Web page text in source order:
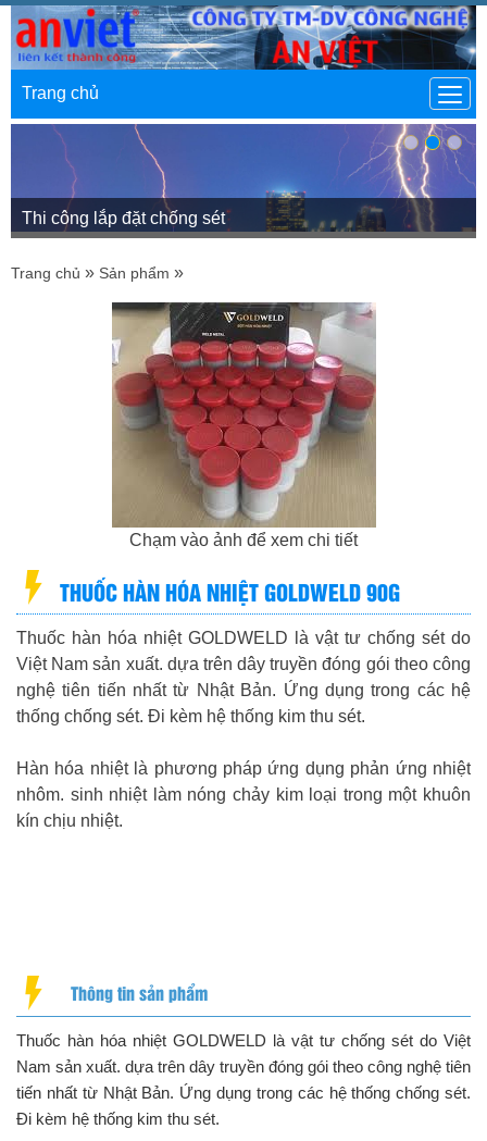
Trang chủ
Thi công lắp đặt chống sét
Trang chủ » Sản phẩm »
Chạm vào ảnh để xem chi tiết
THUỐC HÀN HÓA NHIỆT GOLDWELD 90G
Thuốc hàn hóa nhiệt GOLDWELD là vật tư chống sét do
Việt Nam sản xuất. dựa trên dây truyền đóng gói theo công
nghệ tiên tiến nhất từ Nhật Bản. Ứng dụng trong các hệ
thống chống sét. Đi kèm hệ thống kim thu sét.
Hàn hóa nhiệt là phương pháp ứng dụng phản ứng nhiệt
nhôm. sinh nhiệt làm nóng chảy kim loại trong một khuôn
kín chịu nhiệt.
Thông tin sản phẩm
Thuốc hàn hóa nhiệt GOLDWELD là vật tư chống sét do Việt
Nam sản xuất. dựa trên dây truyền đóng gói theo công nghệ tiên
tiến nhất từ Nhật Bản. Ứng dụng trong các hệ thống chống sét.
Đi kèm hệ thống kim thu sét.